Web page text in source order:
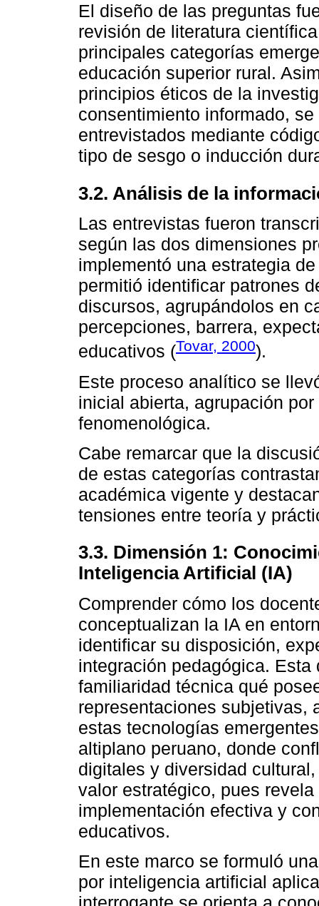
El diseño de las preguntas
revisión de literatura
principales categorías
educación superior rural.
principios éticos de la
consentimiento informado,
entrevistados mediante
tipo de sesgo o inducción
3.2. Análisis de la
Las entrevistas fueron
según las dos dimensiones
implementó una estrategia
permitió identificar patrones
discursos, agrupándolos en
percepciones, barrera,
educativos (Tovar, 2000).
Este proceso analítico se
inicial abierta, agrupación
fenomenológica.
Cabe remarcar que la
de estas categorías
académica vigente y
tensiones entre teoría y
3.3. Dimensión 1:
Inteligencia Artificial (IA)
Comprender cómo los
conceptualizan la IA en
identificar su disposición,
integración pedagógica.
familiaridad técnica qué
representaciones subjetivas,
estas tecnologías
altiplano peruano, donde
digitales y diversidad
valor estratégico, pues
implementación efectiva y
educativos.
En este marco se formuló
por inteligencia artificial